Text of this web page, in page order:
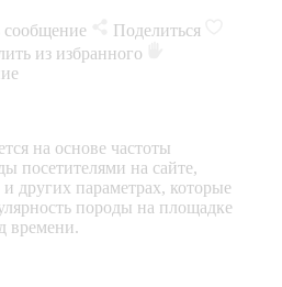
сообщение
Поделиться
из избранного
на основе частоты
посетителями на сайте,
других параметрах, которые
породы на площадке
времени.